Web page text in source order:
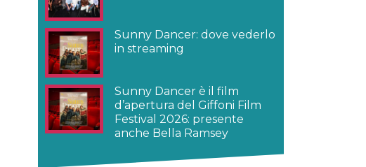
Sunny Dancer: dove vederlo
in streaming
Sunny Dancer è il film
d’apertura del Giffoni Film
Festival 2026: presente
anche Bella Ramsey